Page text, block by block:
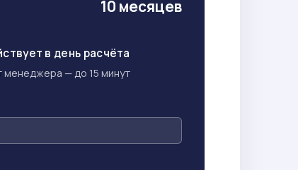
10 месяцев
в день расчёта
менеджера — до 15 минут